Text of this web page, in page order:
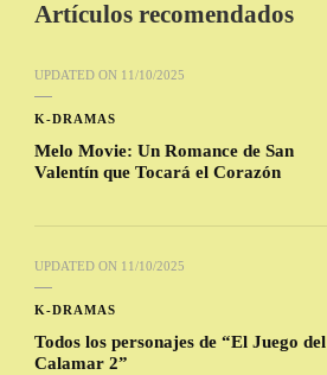
Artículos recomendados
UPDATED ON 11/10/2025
K-DRAMAS
Melo Movie: Un Romance de San
Valentín que Tocará el Corazón
UPDATED ON 11/10/2025
K-DRAMAS
Todos los personajes de “El Juego del
Calamar 2”